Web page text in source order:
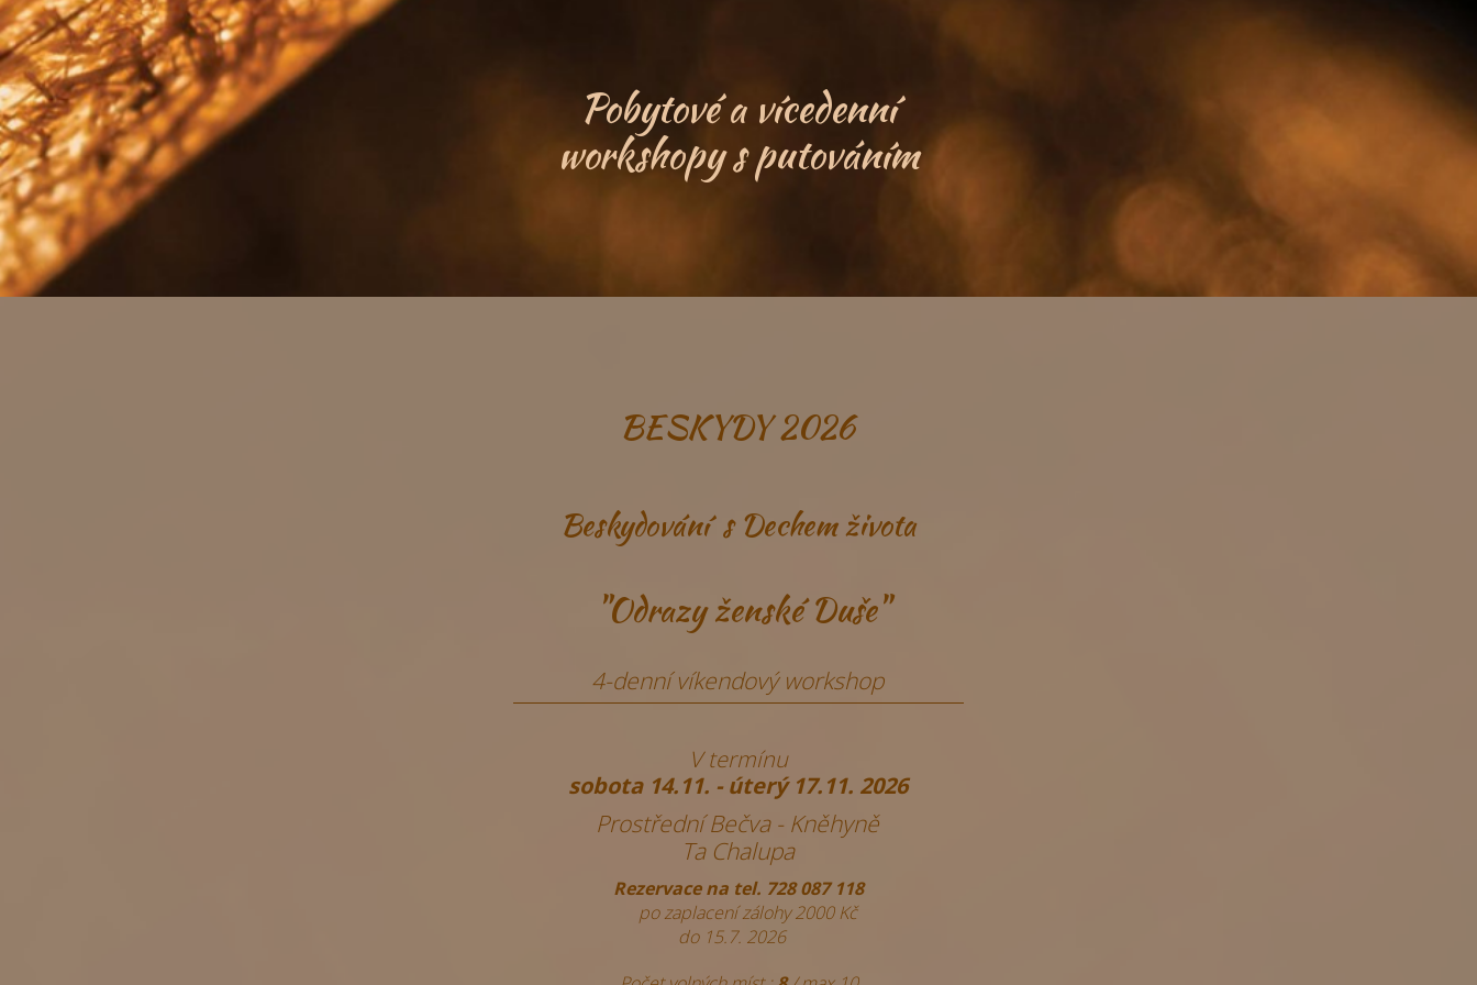
Pobytové a vícedenní
workshopy s putováním
BESKYDY 2026
Beskydování s Dechem života
"Odrazy ženské Duše"
4-denní víkendový workshop
V termínu
sobota 14.11. - úterý 17.11. 2026
Prostřední Bečva - Kněhyně
Ta Chalupa
Rezervace na tel. 728 087 118
po zaplacení zálohy2000 Kč
do 15.7. 2026